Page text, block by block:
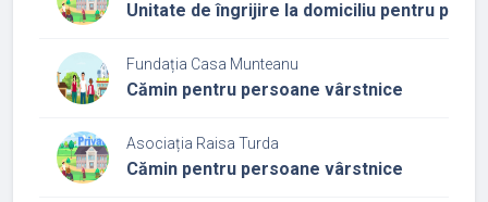
Unitate de îngrijire la domiciliu pentru
Fundația Casa Munteanu
Cămin pentru persoane vârstnice
Asociația Raisa Turda
Cămin pentru persoane vârstnice